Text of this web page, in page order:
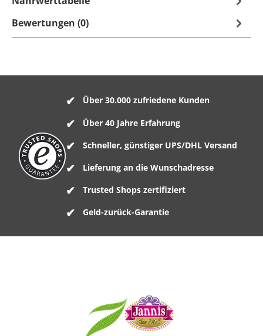
Bewertungen (0)
Über 30.000 zufriedene Kunden
Über 40 Jahre Erfahrung
Schneller, günstiger UPS/DHL Versand
Lieferung an die Wunschadresse
Trusted Shops zertifiziert
Geld-zurück-Garantie